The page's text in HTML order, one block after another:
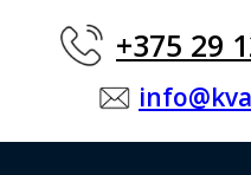
+375 29